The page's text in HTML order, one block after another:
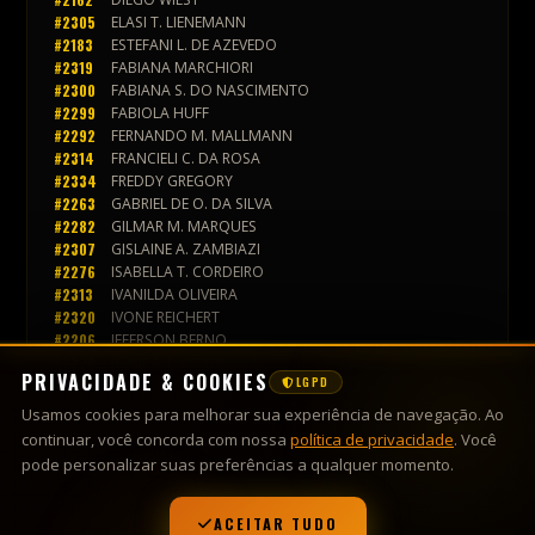
#2276 ISABELLA T. CORDEIRO
#2313 IVANILDA OLIVEIRA
#2320 IVONE REICHERT
#2206 JEFERSON BERNO
#2220 JESSICA T. BOTH
#2161 JOCELINO DA COSTA
#2323 JUCIMARA STEFANI
#2174 JULIE FACCHINI
#2186 KÁTIA C. SEBASTIANI
#2304 LARISSA D. WALKER
#2252 LARISSA G. SANTOS
#2165 LEANDRO DITTRICH
#2296 LEANDRO GALVÃO
#2212 LEILA G. DA ROSA
#2280 LIRIO DIAS
#2193 LUANA C. DA SILVA
LUCAS F. PESSETTI
#2163 LUCAS J. DE OLIVEIRA
#2335 LUIS F. BRUSKI
#2310 MARA LUCIA
MARCIA E. SILVA
MÁRCIA F. R. MOURA